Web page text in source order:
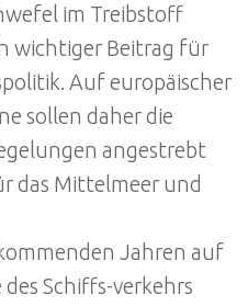
im Treibstoff
wichtiger Beitrag für
Auf europäischer
sollen daher die
angestrebt
das Mittelmeer und
Jahren auf
Schiffs-verkehrs